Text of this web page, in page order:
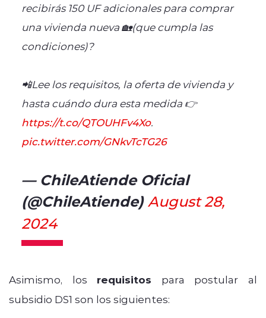
recibirás 150 UF adicionales para comprar
una vivienda nueva 🏡(que cumpla las
condiciones)?
📲Lee los requisitos, la oferta de vivienda y
hasta cuándo dura esta medida 👉
https://t.co/QTOUHFv4Xo.
pic.twitter.com/GNkvTcTG26
— ChileAtiende Oficial
(@ChileAtiende) August 28,
2024
Asimismo, los requisitos para postular al
subsidio DS1 son los siguientes: